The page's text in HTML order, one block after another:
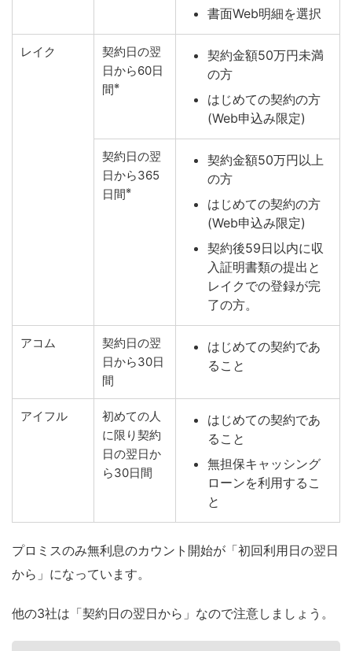
書面Web明細を選択
レイク
契約日の翌
日から60日
間※
契約金額50万円未満
の方
はじめての契約の方
(Web申込み限定)
契約日の翌
日から365
日間※
契約金額50万円以上
の方
はじめての契約の方
(Web申込み限定)
契約後59日以内に収
入証明書類の提出と
レイクでの登録が完
了の方。
アコム
契約日の翌
日から30日
間
はじめての契約であ
ること
アイフル
初めての人
に限り契約
日の翌日か
ら30日間
はじめての契約であ
ること
無担保キャッシング
ローンを利用するこ
と
プロミスのみ無利息のカウント開始が「初回利用日の翌日
から」になっています。
他の3社は「契約日の翌日から」なので注意しましょう。